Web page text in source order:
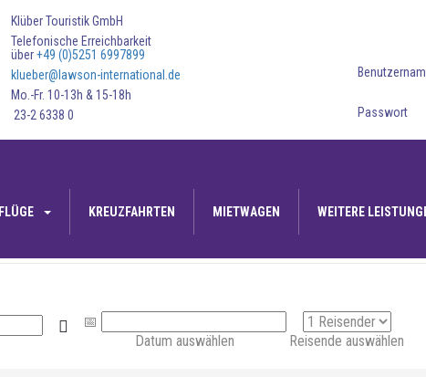
Klüber Touristik GmbH
Telefonische Erreichbarkeit
über+49 (0)5251 6997899
klueber@lawson-international.de
Mo.-Fr. 10-13h & 15-18h
23-2 6338 0
Passwort
FLÜGE KREUZFAHRTEN MIETWAGEN WEITERE
Datum auswählen Reisende auswählen